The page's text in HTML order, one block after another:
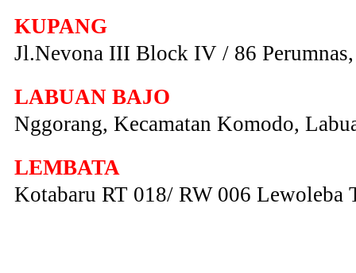
KUPANG
Jl.Nevona III Block IV / 86
LABUAN BAJO
Nggorang, Kecamatan Komodo,
LEMBATA
Kotabaru RT 018/ RW 006 Lewoleba